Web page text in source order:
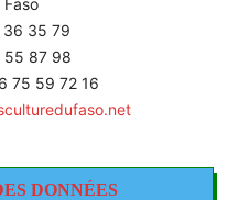
Faso
36 35 79
55 87 98
75 59 72 16
DONNÉES